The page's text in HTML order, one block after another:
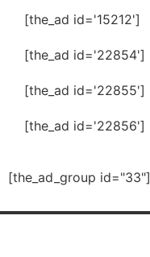
[the_ad id='15212']
[the_ad id='22854']
[the_ad id='22855']
[the_ad id='22856']
[the_ad_group id="33"]